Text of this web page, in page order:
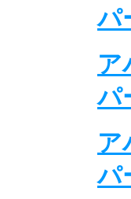
パ
ア
パ
ア
パ